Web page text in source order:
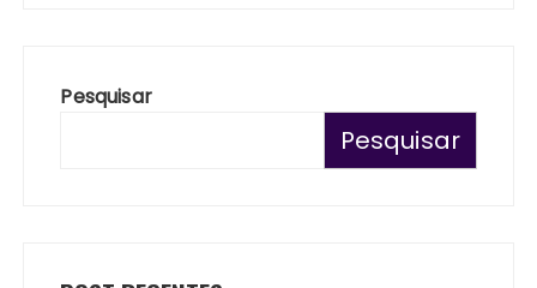
Pesquisar
Pesquisar